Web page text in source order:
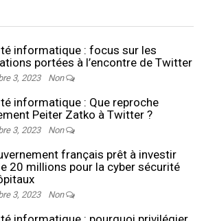
informatique : focus sur les
portées à l’encontre de Twitter
3, 2023 Non
informatique : Que reproche
Peiter Zatko à Twitter ?
3, 2023 Non
français prêt à investir
20 millions pour la cyber sécurité
3, 2023 Non